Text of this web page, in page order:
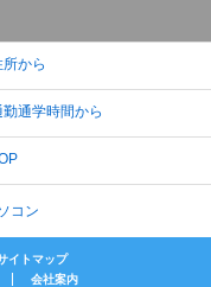
所から
勤通学時間から
コン
イトマップ
会社案内